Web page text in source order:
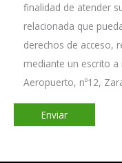
finalidad de atender
relacionada que
derechos de acceso,
mediante un escrito a
Aeropuerto, nº12,